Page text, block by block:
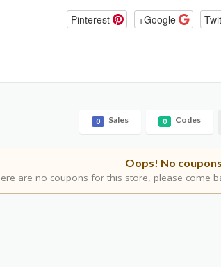
Google+
Pinterest
Codes
0
Sales
0
Oops! No
are no coupons for this store, please come